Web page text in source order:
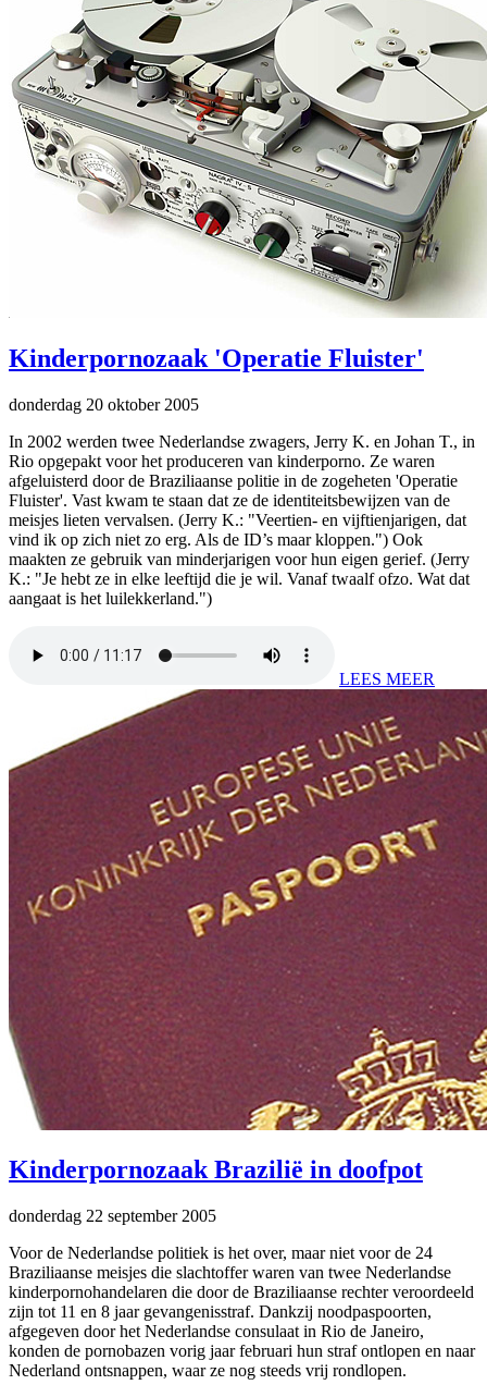
Kinderpornozaak 'Operatie Fluister'
donderdag 20 oktober 2005
In 2002 werden twee Nederlandse zwagers, Jerry K. en Johan T., in
Rio opgepakt voor het produceren van kinderporno. Ze waren
afgeluisterd door de Braziliaanse politie in de zogeheten 'Operatie
Fluister'. Vast kwam te staan dat ze de identiteitsbewijzen van de
meisjes lieten vervalsen. (Jerry K.: "Veertien- en vijftienjarigen, dat
vind ik op zich niet zo erg. Als de ID’s maar kloppen.") Ook
maakten ze gebruik van minderjarigen voor hun eigen gerief. (Jerry
K.: "Je hebt ze in elke leeftijd die je wil. Vanaf twaalf ofzo. Wat dat
aangaat is het luilekkerland.")
LEES MEER
Kinderpornozaak Brazilië in doofpot
donderdag 22 september 2005
Voor de Nederlandse politiek is het over, maar niet voor de 24
Braziliaanse meisjes die slachtoffer waren van twee Nederlandse
kinderpornohandelaren die door de Braziliaanse rechter veroordeeld
zijn tot 11 en 8 jaar gevangenisstraf. Dankzij noodpaspoorten,
afgegeven door het Nederlandse consulaat in Rio de Janeiro,
konden de pornobazen vorig jaar februari hun straf ontlopen en naar
Nederland ontsnappen, waar ze nog steeds vrij rondlopen.